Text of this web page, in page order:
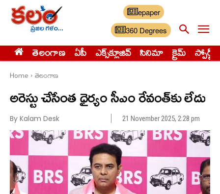
epaper
360 Degrees
తెలంగాణ ఏపీ ఎక్స్‌క్లూజివ్‌ సినిమా క్రైమ్ స్పోర్ట్స్
Home తెలంగాణ
అరెస్టు చేసేంత ధైర్యం సీఎం రేవంత్‌కు లేదు
By Kalam Desk 21 November 2025, 2:28 pm